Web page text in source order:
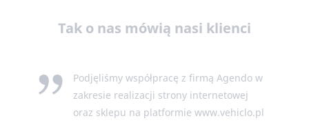
zakresie realizacji strony internetowej
oraz sklepu na platformie www.vehiclo.pl
Ze wszystkich zadań Agendo wywiązało